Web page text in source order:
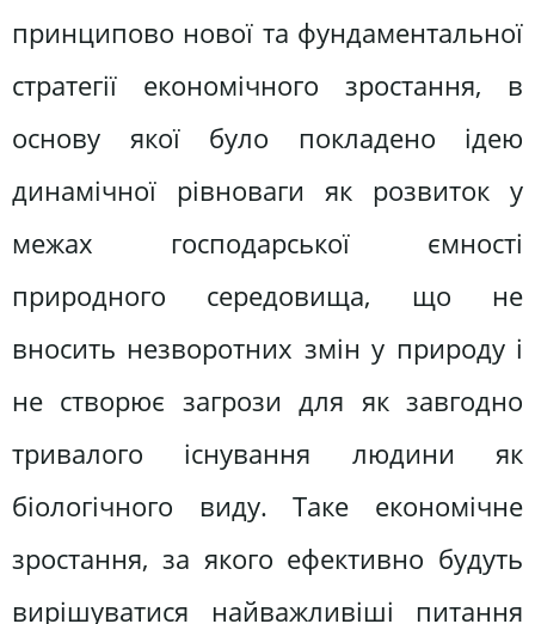
принципово нової та фундаментальної
стратегії економічного зростання, в
основу якої було покладено ідею
динамічної рівноваги як розвиток у
межах господарської ємності
природного середовища, що не
вносить незворотних змін у природу і
не створює загрози для як завгодно
тривалого існування людини як
біологічного виду. Таке економічне
зростання, за якого ефективно будуть
вирішуватися найважливіші питання